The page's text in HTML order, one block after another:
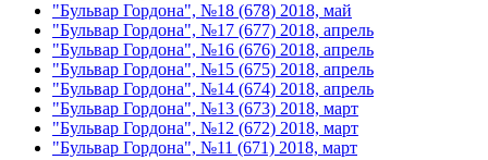
"Бульвар Гордона", №18 (678) 2018, май
"Бульвар Гордона", №17 (677) 2018, апрель
"Бульвар Гордона", №16 (676) 2018, апрель
"Бульвар Гордона", №15 (675) 2018, апрель
"Бульвар Гордона", №14 (674) 2018, апрель
"Бульвар Гордона", №13 (673) 2018, март
"Бульвар Гордона", №12 (672) 2018, март
"Бульвар Гордона", №11 (671) 2018, март